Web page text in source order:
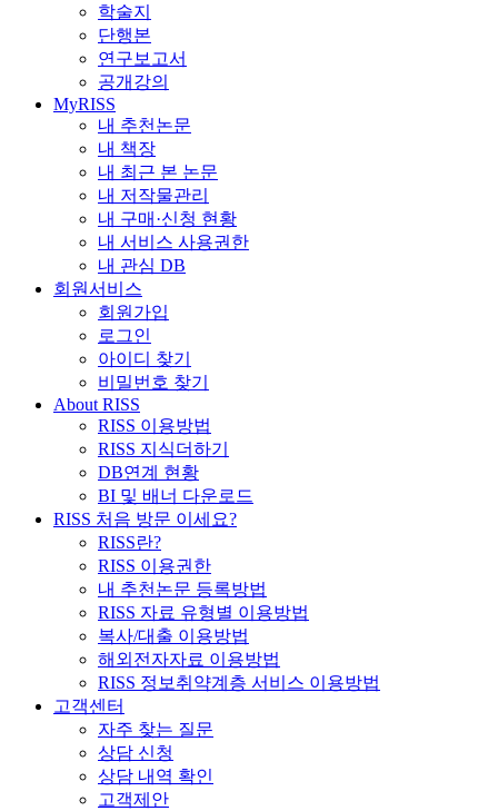
학술지
단행본
연구보고서
공개강의
MyRISS
내 추천논문
내 책장
내 최근 본 논문
내 저작물관리
내 구매·신청 현황
내 서비스 사용권한
내 관심 DB
회원서비스
회원가입
로그인
아이디 찾기
비밀번호 찾기
About RISS
RISS 이용방법
RISS 지식더하기
DB연계 현황
BI 및 배너 다운로드
RISS 처음 방문 이세요?
RISS란?
RISS 이용권한
내 추천논문 등록방법
RISS 자료 유형별 이용방법
복사/대출 이용방법
해외전자자료 이용방법
RISS 정보취약계층 서비스 이용방법
고객센터
자주 찾는 질문
상담 신청
상담 내역 확인
고객제안